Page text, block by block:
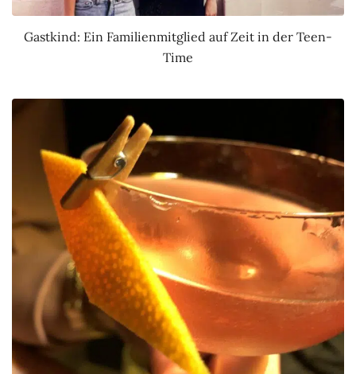
Gastkind: Ein Familienmitglied auf Zeit in der Teen-
Time